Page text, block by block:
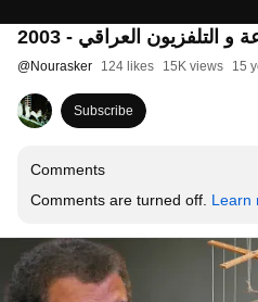
التلفزيون العراقي - 2003
@Nourasker 124 likes 15K views 15
Subscribe
Comments
Comments are turned off. Learn